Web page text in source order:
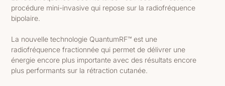
procédure mini-invasive qui repose sur la radiofréquence
bipolaire.
La nouvelle technologie QuantumRF™ est une
radiofréquence fractionnée qui permet de délivrer une
énergie encore plus importante avec des résultats encore
plus performants sur la rétraction cutanée.